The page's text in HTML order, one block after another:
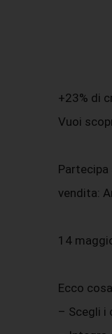
+23% di
Vuoi
vendita:
14
Ecco
– Scegli i